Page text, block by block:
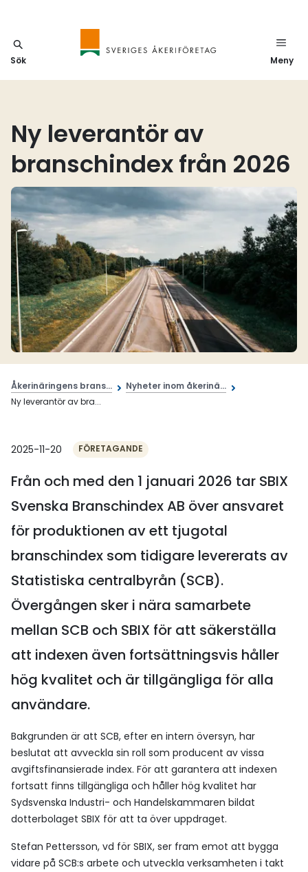
Sök Meny
Ny leverantör av
branschindex från 2026
Åkerinäringens brans...
Nyheter inom åkerinä...
Ny leverantör av bra...
2025-11-20 FÖRETAGANDE
Från och med den 1 januari 2026 tar SBIX
Svenska Branschindex AB över ansvaret
för produktionen av ett tjugotal
branschindex som tidigare levererats av
Statistiska centralbyrån (SCB).
Övergången sker i nära samarbete
mellan SCB och SBIX för att säkerställa
att indexen även fortsättningsvis håller
hög kvalitet och är tillgängliga för alla
användare.
Bakgrunden är att SCB, efter en intern översyn, har
beslutat att avveckla sin roll som producent av vissa
avgiftsfinansierade index. För att garantera att indexen
fortsatt finns tillgängliga och håller hög kvalitet har
Sydsvenska Industri- och Handelskammaren bildat
dotterbolaget SBIX för att ta över uppdraget.
Stefan Pettersson, vd för SBIX, ser fram emot att bygga
vidare på SCB:s arbete och utveckla verksamheten i takt